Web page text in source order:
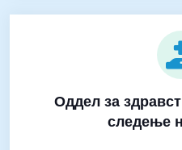
Оддел за
следење